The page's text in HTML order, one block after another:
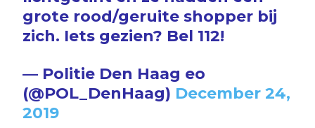
grote rood/geruite shopper bij
zich. Iets gezien? Bel 112!
— Politie Den Haag eo
(@POL_DenHaag) December 24,
2019